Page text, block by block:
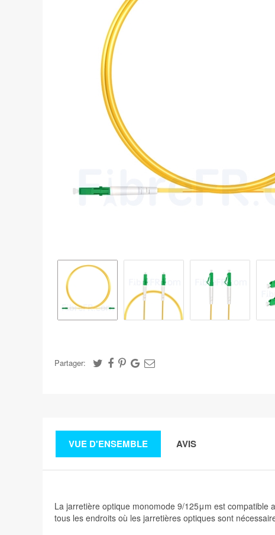
Partager:
VUE D'ENSEMBLE AVIS
La jarretière optique monomode 9/125μm est compatible
tous les endroits où les jarretières optiques sont